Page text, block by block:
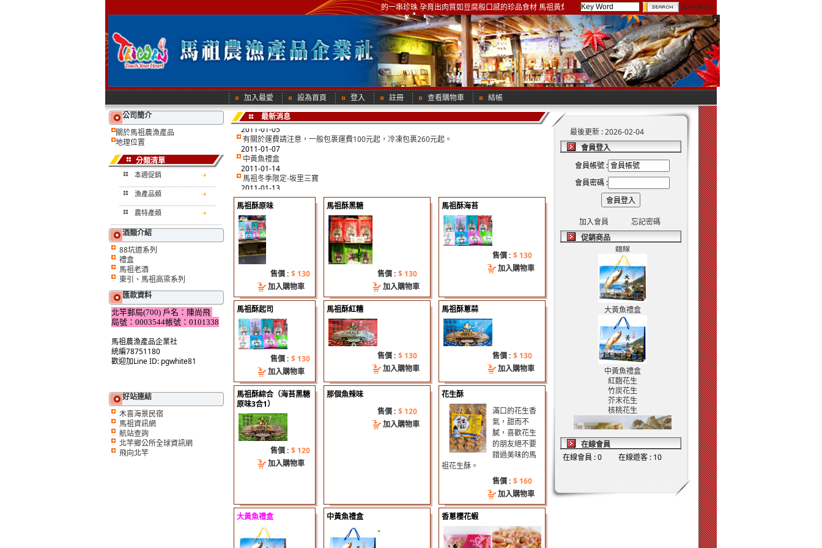
閩江口外的一串珍珠 孕育出肉質如豆腐般口感的珍品食材 馬祖黃魚 最好的推薦 希望你們也會喜歡
加入最愛 設為首頁 登入 註冊 查看購物車 結帳
公司簡介
關於馬祖農漁產品
地理位置
分類清單
本週促銷
漁產品類
農特產類
酒類介紹
88坑道系列
禮盒
馬祖老酒
東引、馬祖高梁系列
匯款資料
北竿郵局(700) 戶名：陳尚飛
局號：0003544帳號：0101338
馬祖農漁產品企業社
統編78751180
歡迎加Line ID: pgwhite81
好站連結
木喜海景民宿
馬祖資訊網
航站查詢
北竿鄉公所全球資訊網
飛向北竿
最新消息
--黃魚禮盒售價調整公告100/9--
2011-01-05
有關於運費請注意，一般包裹運費100元起，冷凍包裹260元起。
2011-01-14
馬祖冬季限定-坂里三寶
2011-01-13
--黃魚禮盒售價調整公告100/9--
2011-01-05
有關於運費請注意，一般包裹運費100元起，冷凍包裹260元起。
2011-01-07
中黃魚禮盒
2011-01-14
馬祖冬季限定-坂里三寶
2011-01-13
--黃魚禮盒售價調整公告100/9--
2011-01-05
有關於運費請注意，一般包裹運費100元起，冷凍包裹260元起。
2011-01-07
中黃魚禮盒
2011-01-14
馬祖冬季限定-坂里三寶
2011-01-13
--黃魚禮盒售價調整公告100/9--
2011-01-05
有關於運費請注意，一般包裹運費100元起，冷凍包裹260元起。
2011-01-07
中黃魚禮盒
2011-01-14
馬祖冬季限定-坂里三寶
2011-01-13
--黃魚禮盒售價調整公告100/9--
2011-01-05
有關於運費請注意，一般包裹運費100元起，冷凍包裹260元起。
2011-01-07
中黃魚禮盒
2011-01-14
馬祖冬季限定-坂里三寶
2011-01-13
--黃魚禮盒售價調整公告100/9--
2011-01-05
有關於運費請注意，一般包裹運費100元起，冷凍包裹260元起。
2011-01-07
中黃魚禮盒
--黃魚禮盒售價調整公告100/9--
2011-01-05
有關於運費請注意，一般包裹運費100元起，冷凍包裹260元起。
2011-01-07
馬祖酥原味
售價 : $ 130
加入購物車
馬祖酥黑糖
售價 : $ 130
加入購物車
馬祖酥海苔
售價 : $ 130
加入購物車
馬祖酥起司
售價 : $ 130
加入購物車
馬祖酥紅糟
售價 : $ 130
加入購物車
馬祖酥蔥蒜
售價 : $ 130
加入購物車
馬祖酥綜合（海苔黑糖
原味3合1）
售價 : $ 120
加入購物車
那個魚辣味
售價 : $ 120
加入購物車
花生酥
滿口的花生香
氣，甜而不
膩，喜歡花生
的朋友絕不要
錯過美味的馬
祖花生酥。
售價 : $ 160
加入購物車
大黃魚禮盒
中黃魚禮盒
"
香蔥櫻花蝦
最後更新 : 2026-02-04
會員登入
會員帳號 :
會員密碼 :
加入會員 忘記密碼
促銷商品
手工魚麵（ 細 ）
小丁香魚
麵線
大黃魚禮盒
中黃魚禮盒
紅麴花生
竹炭花生
芥末花生
核桃花生
在線會員
在線會員 : 0 在線遊客 : 10